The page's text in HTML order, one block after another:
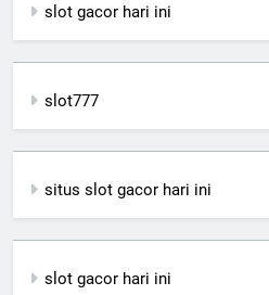
slot gacor hari ini
slot777
situs slot gacor hari ini
slot gacor hari ini